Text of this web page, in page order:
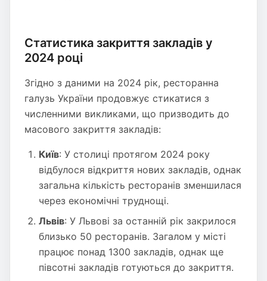
Статистика закриття закладів у
2024 році
Згідно з даними на 2024 рік, ресторанна
галузь України продовжує стикатися з
численними викликами, що призводить до
масового закриття закладів:
Київ: У столиці протягом 2024 року
відбулося відкриття нових закладів, однак
загальна кількість ресторанів зменшилася
через економічні труднощі.
Львів: У Львові за останній рік закрилося
близько 50 ресторанів. Загалом у місті
працює понад 1300 закладів, однак ще
півсотні закладів готуються до закриття.